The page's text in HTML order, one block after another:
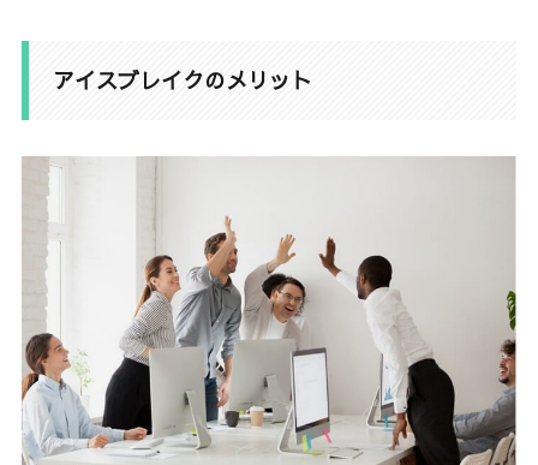
アイスブレイクのメリット